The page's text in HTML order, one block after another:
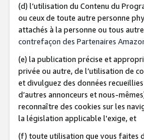
(d) l’utilisation du Contenu du
ou ceux de toute autre personne
attachés à la personne ou tous
contrefaçon des Partenaires
(e) la publication précise et
privée ou autre, de l’utilisation de
et divulguez des données
d’autres annonceurs et nous-
reconnaître des cookies sur les
la législation applicable l'exige, et
(f) toute utilisation que vous faites